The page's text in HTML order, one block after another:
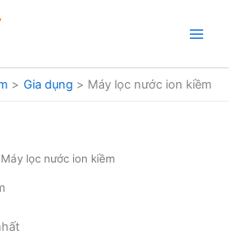
Gia dụng Máy lọc nước ion kiềm
lọc nước ion kiềm